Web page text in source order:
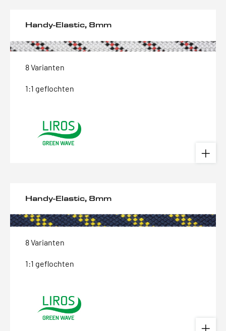
Handy-Elastic, 8mm
8 Varianten
1:1 geflochten
Handy-Elastic, 8mm
8 Varianten
1:1 geflochten